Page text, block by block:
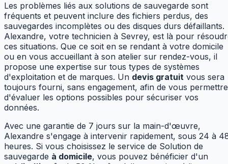
Les problèmes liés aux solutions de sauvegarde sont
fréquents et peuvent inclure des fichiers perdus, des
sauvegardes incomplètes ou des disques durs défaillants.
Alexandre, votre technicien à Sevrey, est là pour
ces situations. Que ce soit en se rendant à votre domicile
ou en vous accueillant à son atelier sur rendez-vous, il
propose une expertise sur tous types de systèmes
d'exploitation et de marques. Un devis gratuit vous sera
toujours fourni, sans engagement, afin de vous permettre
d'évaluer les options possibles pour sécuriser vos
données.
Avec une garantie de 7 jours sur la main-d'œuvre,
Alexandre s'engage à intervenir rapidement, sous 24 à
heures. Si vous choisissez le service de Solution de
sauvegarde à domicile, vous pouvez bénéficier d'un